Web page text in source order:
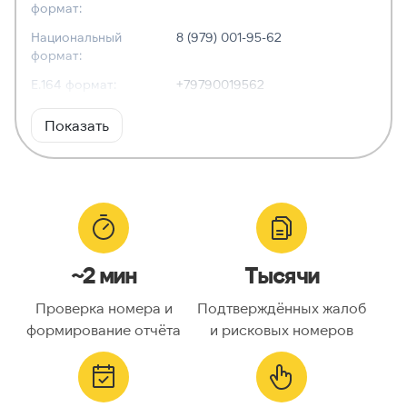
формат:
Национальный
формат:
8 (979) 001-95-62
E.164 формат:
+79790019562
RFC3966
формат:
Тип номера:
Оператор связи:
Национальный
9790019562
Код страны:
ГЕОЛОКАЦИЯ
Показать
~2 мин
Проверка номера и
формирование отчёта
Тысячи
Подтверждённых жалоб
и рисковых номеров